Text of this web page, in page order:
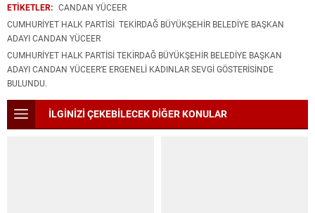
ETİKETLER: CANDAN YÜCEER
CUMHURIYET HALK PARTISI TEKIRDAĞ BÜYÜKŞEHIR BELEDIYE BAŞKAN
ADAYI CANDAN YÜCEER
CUMHURIYET HALK PARTISI TEKIRDAĞ BÜYÜKŞEHIR BELEDIYE BAŞKAN
ADAYI CANDAN YÜCEER’E ERGENELI KADINLAR SEVGI GÖSTERISINDE
BULUNDU.
İLGİNİZİ ÇEKEBİLECEK DİĞER KONULAR